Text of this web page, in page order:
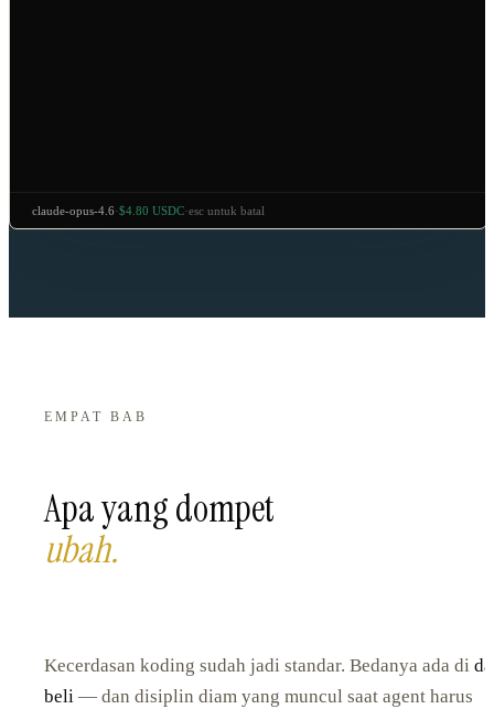
claude-opus-4.6·$4.80 USDC·esc untuk batal
EMPAT BAB
Apa yang dompet
ubah.
Kecerdasan koding sudah jadi standar. Bedanya ada di
beli — dan disiplin diam yang muncul saat agent harus